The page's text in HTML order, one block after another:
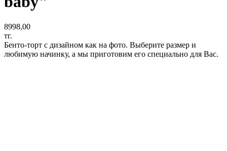
8998,00
тг.
Бенто-торт с дизайном как на фото. Выберите размер и
любимую начинку, а мы приготовим его специально для Вас.